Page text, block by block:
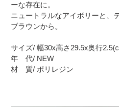
ーな存在に。
ニュートラルなアイボリーと、
ブラウンから。
サイズ/ 幅30x高さ29.5x奥行
年 代/ NEW
材 質/ ポリレジン